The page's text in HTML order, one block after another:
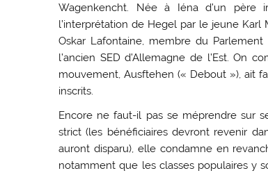
Wagenkencht. Née à Iéna d’un père
l’interprétation de Hegel par le jeune
Oskar Lafontaine, membre du
l’ancien SED d’Allemagne de l’Est. On
mouvement, Ausftehen (« Debout »), ait
inscrits.
Encore ne faut-il pas se méprendre sur
strict (les bénéficiaires devront revenir
auront disparu), elle condamne en
notamment que les classes populaires y